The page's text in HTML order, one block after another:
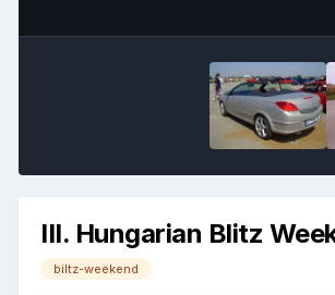
III. Hungarian Blitz
biltz-weekend